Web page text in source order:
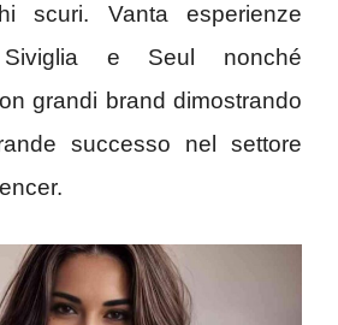
scuri. Vanta esperienze
e Seul nonché
grandi brand dimostrando
successo nel settore